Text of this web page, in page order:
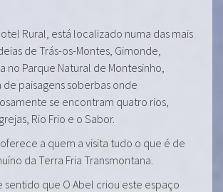
Rural, está localizado numa das mais
de Trás-os-Montes, Gimonde,
no Parque Natural de Montesinho,
paisagens soberbas onde
se encontram quatro rios,
Rio Frio e o Sabor.
a quem a visita tudo o que é de
da Terra Fria Transmontana.
sentido que O Abel criou este espaço